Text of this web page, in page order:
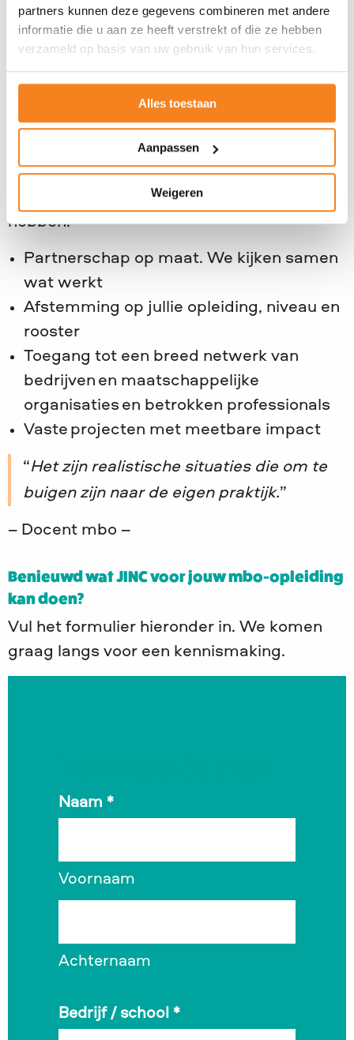
partners kunnen deze gegevens combineren met andere
informatie die u aan ze heeft verstrekt of die ze hebben
verzameld op basis van uw gebruik van hun services.
Alles toestaan
Aanpassen
Weigeren
studenten
>Lees meer over JINC op het mbo
JINC staat voor je klaar
We stemmen elk project af op jouw
opleiding. Flexibel inzetbaar,
wetenschappelijk onderbouwd, en altijd
gericht op wat jouw studenten nodig
hebben.
Partnerschap op maat. We kijken samen
wat werkt
Afstemming op jullie opleiding, niveau en
rooster
Toegang tot een breed netwerk van
bedrijven en maatschappelijke
organisaties en betrokken professionals
Vaste projecten met meetbare impact
Het zijn realistische situaties die om te
buigen zijn naar de eigen praktijk.
– Docent mbo –
Benieuwd wat JINC voor jouw mbo-opleiding
kan doen?
Vul het formulier hieronder in. We komen
graag langs voor een kennismaking.
Naam *
Voornaam
Achternaam
Bedrijf / school *